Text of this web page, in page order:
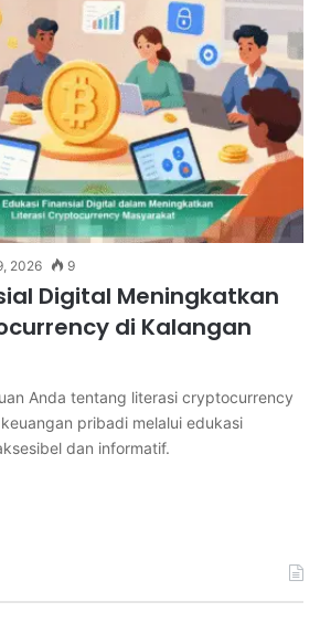
2026 9
Digital Meningkatkan
di Kalangan
Anda tentang literasi cryptocurrency
pribadi melalui edukasi
dan informatif.